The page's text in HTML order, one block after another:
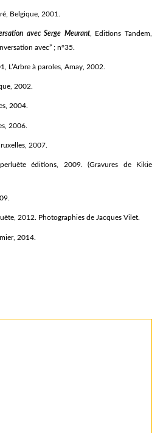
Belgique, 2001.
avec Serge Meurant, Editions Tandem,
avec” ; n°35.
L’Arbre à paroles, Amay, 2002.
2002.
2004.
2006.
2007.
éditions, 2009. (Gravures de Kikie
2012. Photographies de Jacques Vilet.
2014.